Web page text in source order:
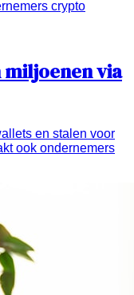
via
en stalen voor
ook ondernemers